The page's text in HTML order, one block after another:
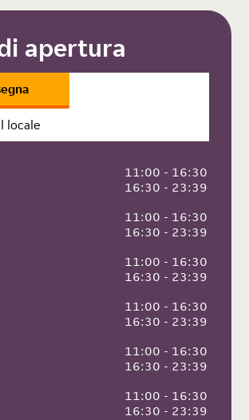
apertura
locale
11:00 - 16:30
16:30 - 23:39
11:00 - 16:30
16:30 - 23:39
11:00 - 16:30
16:30 - 23:39
11:00 - 16:30
16:30 - 23:39
11:00 - 16:30
16:30 - 23:39
11:00 - 16:30
16:30 - 23:39